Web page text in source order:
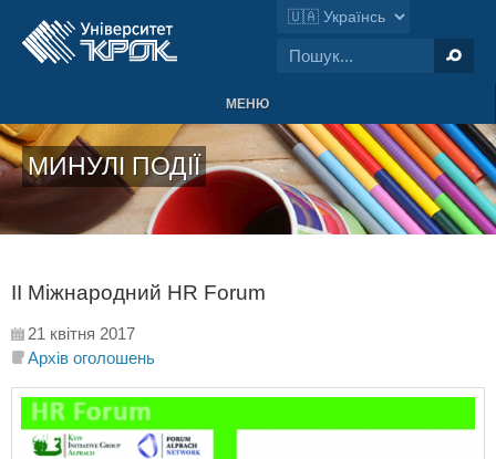
МЕНЮ
МИНУЛІ ПОДІЇ
II Міжнародний HR Forum
21 квітня 2017
Архів оголошень